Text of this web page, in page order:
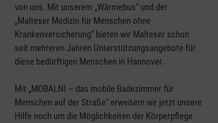
von uns. Mit unserem „Wärmebus“ und der
„Malteser Medizin für Menschen ohne
Krankenversicherung“ bieten wir Malteser schon
seit mehreren Jahren Unterstützungsangebote für
diese bedürftigen Menschen in Hannover.
Mit „MOBALNI – das mobile Badezimmer für
Menschen auf der Straße“ erweitern wir jetzt unsere
Hilfe noch um die Möglichkeiten der Körperpflege